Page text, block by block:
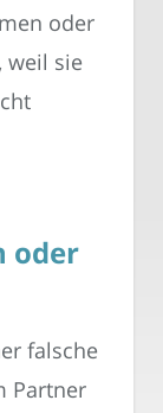
oder
weil sie
oder
falsche
Partner